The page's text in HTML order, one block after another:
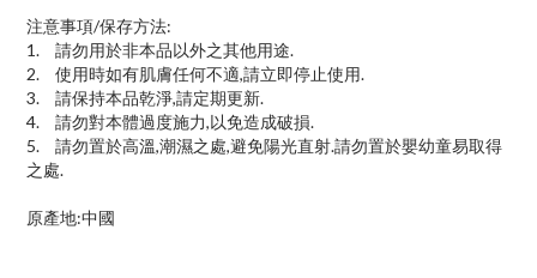
注意事項/保存方法:
1.
請勿用於非本品以外之其他用途.
2.
使用時如有肌膚任何不適,請立即停止使用.
3.
請保持本品乾淨,請定期更新.
4.
請勿對本體過度施力,以免造成破損.
5.
請勿置於高溫,潮濕之處,避免陽光直射.請勿置於嬰幼童易取得
之處.
原產地:中國